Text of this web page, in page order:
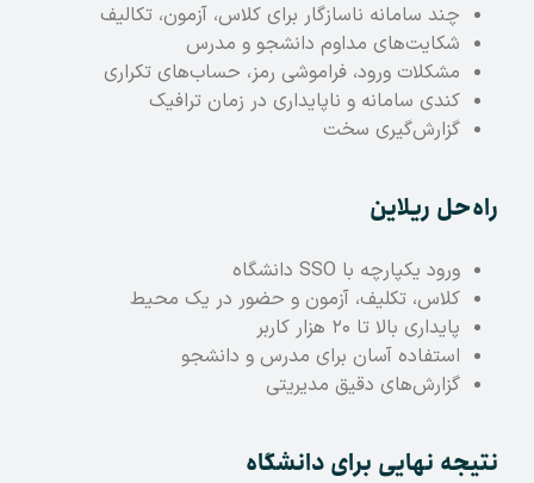
چند سامانه ناسازگار برای کلاس، آزمون، تکالیف
شکایت‌های مداوم دانشجو و مدرس
مشکلات ورود، فراموشی رمز، حساب‌های تکراری
کندی سامانه و ناپایداری در زمان ترافیک
گزارش‌گیری سخت
راه‌حل ریلاین
ورود یکپارچه با SSO دانشگاه
کلاس، تکلیف، آزمون و حضور در یک محیط
پایداری بالا تا ۲۰ هزار کاربر
استفاده آسان برای مدرس و دانشجو
گزارش‌های دقیق مدیریتی
نتیجه نهایی برای دانشگاه